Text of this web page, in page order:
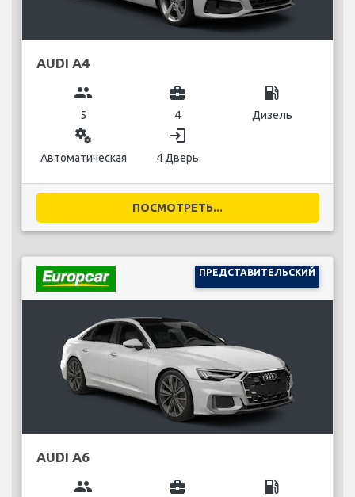
AUDI A4
group
5
business_center
4
local_gas_station
Дизель
miscellaneous_services
Автоматическая
login
4 Дверь
ПОСМОТРЕТЬ...
ПРЕДСТАВИТЕЛЬСКИЙ
AUDI A6
group business_center local_gas_station